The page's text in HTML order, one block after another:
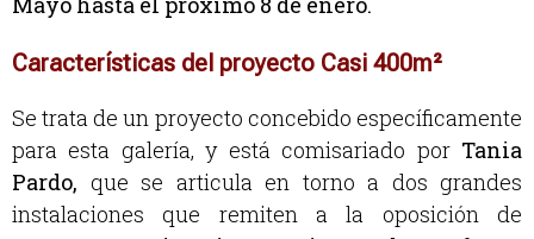
Características del proyecto Casi 400m²
Se trata de un proyecto concebido específicamente
para esta galería, y está comisariado por Tania
Pardo, que se articula en torno a dos grandes
instalaciones que remiten a la oposición de